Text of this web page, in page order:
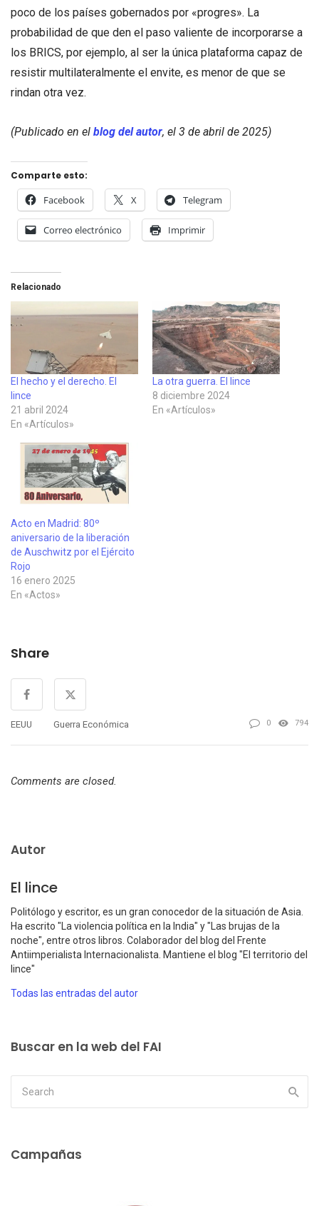
poco de los países gobernados por «progres». La
probabilidad de que den el paso valiente de incorporarse a
los BRICS, por ejemplo, al ser la única plataforma capaz de
resistir multilateralmente el envite, es menor de que se
rindan otra vez.
(Publicado en el blog del autor, el 3 de abril de 2025)
Comparte esto:
Facebook X Telegram
Correo electrónico Imprimir
Relacionado
El hecho y el derecho. El
lince
21 abril 2024
En «Artículos»
La otra guerra. El lince
8 diciembre 2024
En «Artículos»
Acto en Madrid: 80º
aniversario de la liberación
de Auschwitz por el Ejército
Rojo
16 enero 2025
En «Actos»
Share
EEUU Guerra Económica 0 794
Comments are closed.
Autor
El lince
Politólogo y escritor, es un gran conocedor de la situación de Asia.
Ha escrito "La violencia política en la India" y "Las brujas de la
noche", entre otros libros. Colaborador del blog del Frente
Antiimperialista Internacionalista. Mantiene el blog "El territorio del
lince"
Todas las entradas del autor
Buscar en la web del FAI
Campañas